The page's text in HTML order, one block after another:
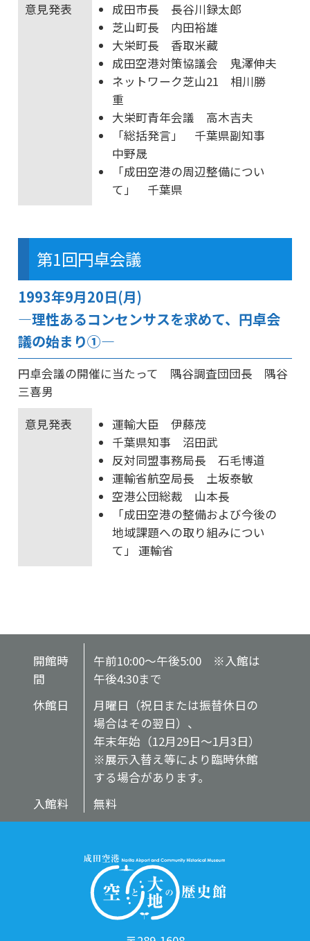
意見発表
成田市長 長谷川録太郎
芝山町長 内田裕雄
大栄町長 香取米藏
成田空港対策協議会 鬼澤伸夫
ネットワーク芝山21 相川勝
重
大栄町青年会議 高木吉夫
「総括発言」 千葉県副知事
中野晟
「成田空港の周辺整備につい
て」 千葉県
第1回円卓会議
1993年9月20日(月)
―理性あるコンセンサスを求めて、円卓会
議の始まり①―
円卓会議の開催に当たって 隅谷調査団団長 隅谷
三喜男
意見発表
運輸大臣 伊藤茂
千葉県知事 沼田武
反対同盟事務局長 石毛博道
運輸省航空局長 土坂泰敏
空港公団総裁 山本長
「成田空港の整備および今後の
地域課題への取り組みについ
て」 運輸省
開館時
間
午前10:00～午後5:00 ※入館は
午後4:30まで
休館日
月曜日（祝日または振替休日の
場合はその翌日）、
年末年始（12月29日～1月3日）
※展示入替え等により臨時休館
する場合があります。
入館料
無料